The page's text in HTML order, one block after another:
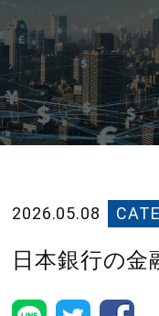
2026.05.08
日本銀行の金